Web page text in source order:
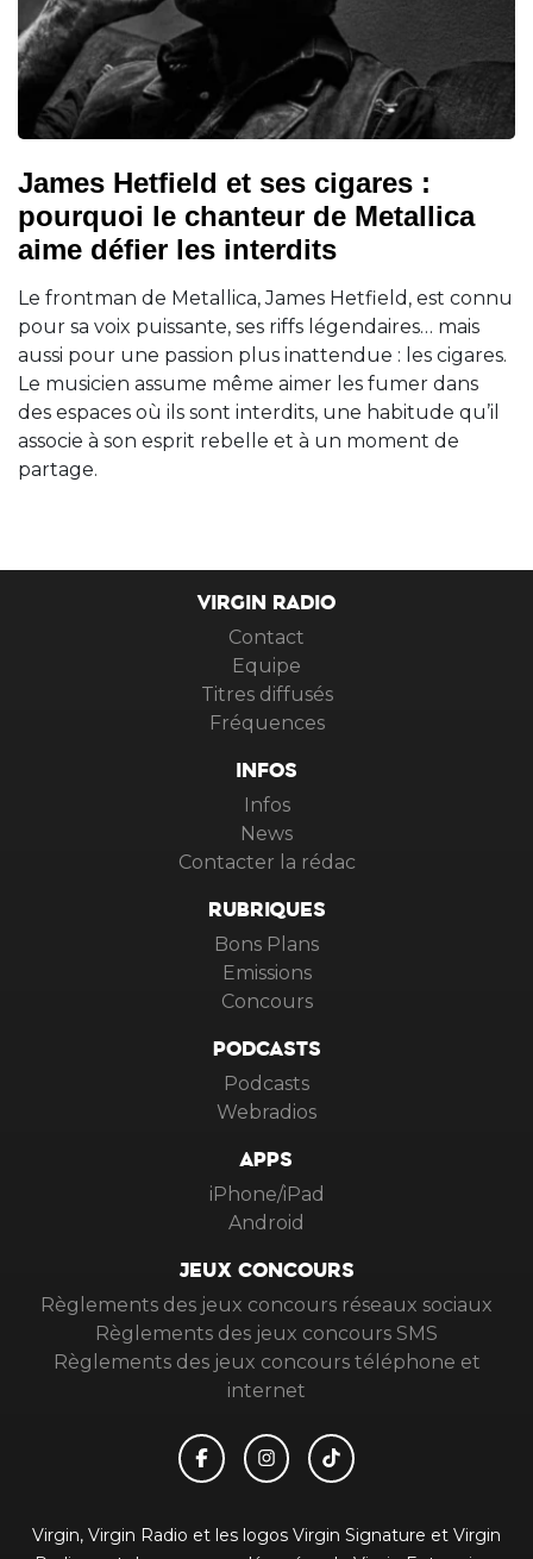
James Hetfield et ses cigares :
pourquoi le chanteur de Metallica
aime défier les interdits
Le frontman de Metallica, James Hetfield, est connu
pour sa voix puissante, ses riffs légendaires… mais
aussi pour une passion plus inattendue : les cigares.
Le musicien assume même aimer les fumer dans
des espaces où ils sont interdits, une habitude qu’il
associe à son esprit rebelle et à un moment de
partage.
VIRGIN RADIO
Contact
Equipe
Titres diffusés
Fréquences
INFOS
Infos
News
Contacter la rédac
RUBRIQUES
Bons Plans
Emissions
Concours
PODCASTS
Podcasts
Webradios
APPS
iPhone/iPad
Android
JEUX CONCOURS
Règlements des jeux concours réseaux sociaux
Règlements des jeux concours SMS
Règlements des jeux concours téléphone et
internet
Virgin, Virgin Radio et les logos Virgin Signature et Virgin